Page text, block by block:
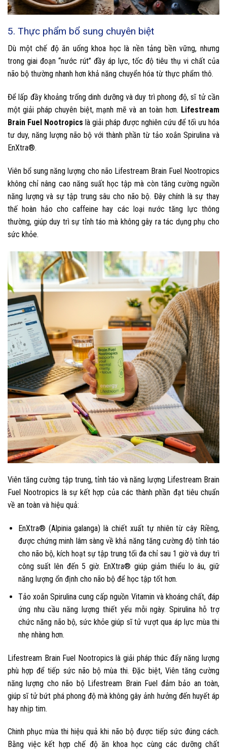
5. Thực phẩm bổ sung chuyên biệt
Dù một chế độ ăn uống khoa học là nền tảng bền vững, nhưng
trong giai đoạn “nước rút” đầy áp lực, tốc độ tiêu thụ vi chất của
não bộ thường nhanh hơn khả năng chuyển hóa từ thực phẩm thô.
Để lấp đầy khoảng trống dinh dưỡng và duy trì phong độ, sĩ tử cần
một giải pháp chuyên biệt, mạnh mẽ và an toàn hơn. Lifestream
Brain Fuel Nootropics là giải pháp được nghiên cứu để tối ưu hóa
tư duy, năng lượng não bộ với thành phần từ tảo xoắn Spirulina và
EnXtra®.
Viên bổ sung năng lượng cho não Lifestream Brain Fuel Nootropics
không chỉ nâng cao năng suất học tập mà còn tăng cường nguồn
năng lượng và sự tập trung sâu cho não bộ. Đây chính là sự thay
thế hoàn hảo cho caffeine hay các loại nước tăng lực thông
thường, giúp duy trì sự tỉnh táo mà không gây ra tác dụng phụ cho
sức khỏe.
Viên tăng cường tập trung, tỉnh táo và năng lượng Lifestream Brain
Fuel Nootropics là sự kết hợp của các thành phần đạt tiêu chuẩn
về an toàn và hiệu quả:
EnXtra® (Alpinia galanga) là chiết xuất tự nhiên từ cây Riềng,
được chứng minh lâm sàng về khả năng tăng cường độ tỉnh táo
cho não bộ, kích hoạt sự tập trung tối đa chỉ sau 1 giờ và duy trì
công suất lên đến 5 giờ. EnXtra® giúp giảm thiểu lo âu, giữ
năng lượng ổn định cho não bộ để học tập tốt hơn.
Tảo xoắn Spirulina cung cấp nguồn Vitamin và khoáng chất, đáp
ứng nhu cầu năng lượng thiết yếu mỗi ngày. Spirulina hỗ trợ
chức năng não bộ, sức khỏe giúp sĩ tử vượt qua áp lực mùa thi
nhẹ nhàng hơn.
Lifestream Brain Fuel Nootropics là giải pháp thúc đẩy năng lượng
phù hợp để tiếp sức não bộ mùa thi. Đặc biệt, Viên tăng cường
năng lượng cho não bộ Lifestream Brain Fuel đảm bảo an toàn,
giúp sĩ tử bứt phá phong độ mà không gây ảnh hưởng đến huyết áp
hay nhịp tim.
Chinh phục mùa thi hiệu quả khi não bộ được tiếp sức đúng cách.
Bằng việc kết hợp chế độ ăn khoa học cùng các dưỡng chất